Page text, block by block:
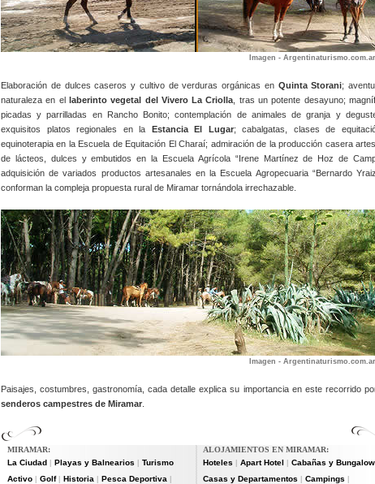
Imagen - Argentinaturismo.com.ar
Elaboración de dulces caseros y cultivo de verduras orgánicas en Quinta Storani;
naturaleza en el laberinto vegetal del Vivero La Criolla , tras un potente desayuno;
picadas y parrilladas en Rancho Bonito; contemplación de animales de granja y
exquisitos platos regionales en la Estancia El Lugar; cabalgatas, clases de
equinoterapia en la Escuela de Equitación El Charaí; admiración de la producción casera
de lácteos, dulces y embutidos en la Escuela Agrícola “Irene Martínez de Hoz de
adquisición de variados productos artesanales en la Escuela Agropecuaria “Bernardo
conforman la compleja propuesta rural de Miramar tornándola irrechazable.
Imagen - Argentinaturismo.com.ar
Paisajes, costumbres, gastronomía, cada detalle explica su importancia en este recorrido
senderos campestres de Miramar
MIRAMAR:
La Ciudad
Playas y Balnearios
Turismo
Activo
Golf| Historia Pesca Deportiva
ALOJAMIENTOS EN MIRAMAR:
Hoteles
Apart Hotel Cabañas y
Casas y Departamentos Campings